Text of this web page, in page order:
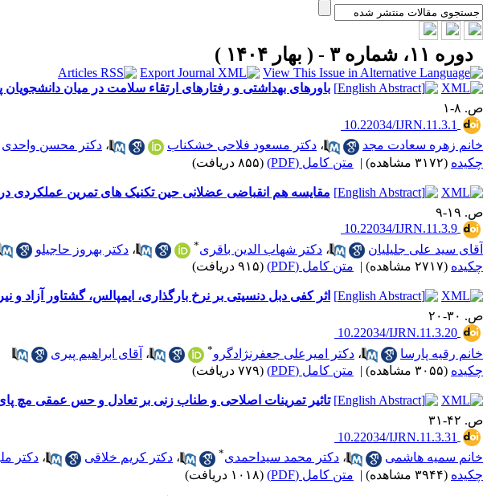
دوره ۱۱، شماره ۳ - ( بهار ۱۴۰۴ )
باورهای بهداشتی و رفتارهای ارتقاء سلامت در میان
ص. ۸-۱
‎ 10.22034/IJRN.11.3.1
خانم زهره سعادت مجد
، دکتر مسعود فلاحی خشکناب ، دکتر محسن واحدی
چکیده (۳۱۷۲ مشاهده) | متن کامل (PDF) (۸۵۵ دریافت)
مقایسه هم انقباضی عضلانی حین تکنیک های تمرین
ص. ۱۹-۹
‎ 10.22034/IJRN.11.3.9
آقای سید علی جلیلیان
، دکتر شهاب الدین باقری* ، دکتر بهروز حاجیلو
چکیده (۲۷۱۷ مشاهده) | متن کامل (PDF) (۹۱۵ دریافت)
اثر کفی دبل دنسیتی بر نرخ بارگذاری، ایمپالس، گشتاور
ص. ۳۰-۲۰
‎ 10.22034/IJRN.11.3.20
خانم رقیه پارسا
، دکتر امیرعلی جعفرنژادگرو* ، آقای ابراهیم پیری
چکیده (۳۰۵۵ مشاهده) | متن کامل (PDF) (۷۷۹ دریافت)
تاثیر تمرینات اصلاحی و طناب زنی بر تعادل و حس عمقی مچ
ص. ۴۲-۳۱
‎ 10.22034/IJRN.11.3.31
خانم سمیه هاشمی
، دکتر محمد سیداحمدی* ، دکتر کریم خلاقی ، دکتر
چکیده (۳۹۴۴ مشاهده) | متن کامل (PDF) (۱۰۱۸ دریافت)